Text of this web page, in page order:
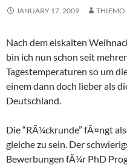
JANUARY 17, 2009 THIEMO
Nach dem eiskalten
bin ich nun schon seit
Tagestemperaturen so um
einem dann doch lieber als
Deutschland.
Die “RÃ¼ckrunde” fÃ¤ngt
gleiche zu sein. Der
Bewerbungen fÃ¼r PhD